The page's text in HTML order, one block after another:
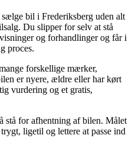
bil i Frederiksberg uden alt
Du slipper for selv at stå
og forhandlinger og får i
proces.
forskellige mærker,
er nyere, ældre eller har kørt
vurdering og et gratis,
stå for afhentning af bilen. Målet
ligetil og lettere at passe ind